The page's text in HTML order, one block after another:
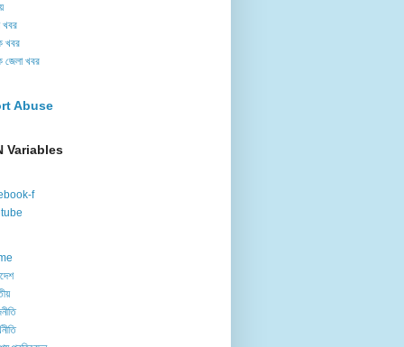
খবর
খবর
জেলা খবর
Abuse
Variables
f